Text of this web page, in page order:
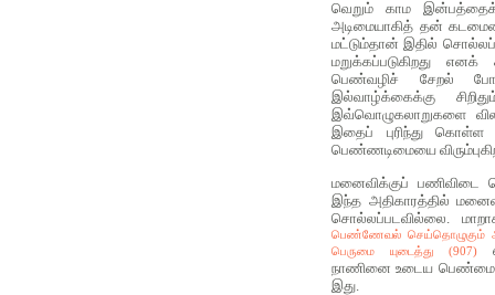
வெறும் காம
அடிமையாகித் தன்
மட்டும்தான் இதில்
மறுக்கப்படுகிறது
பெண்வழிச் சேறல்
இல்வாழ்க்கைக்கு
இவ்வொழுகலாறுகளை
இதைப் புரிந்து
பெண்ணடிமையை
மனைவிக்குப்
இந்த அதிகாரத்தில்
சொல்லப்படவில்லை.
பெண்ணேவல்
பெருமை யுடைத்து (907)
நாணினை உடைய
இது.